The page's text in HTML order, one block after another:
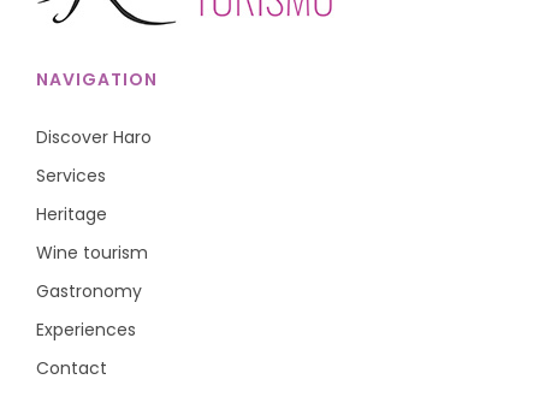
NAVIGATION
Discover Haro
Services
Heritage
Wine tourism
Gastronomy
Experiences
Contact